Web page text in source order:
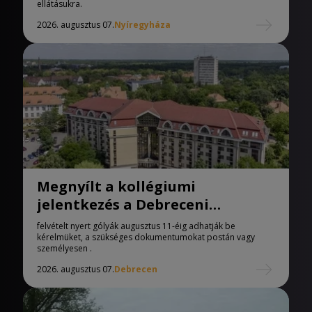
ellátásukra.
2026. augusztus 07.Nyíregyháza
Megnyílt a kollégiumi
jelentkezés a Debreceni
Egyetemen
felvételt nyert gólyák augusztus 11-éig adhatják be
kérelmüket, a szükséges dokumentumokat postán vagy
személyesen .
2026. augusztus 07.Debrecen